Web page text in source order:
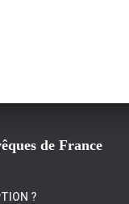
de France
?